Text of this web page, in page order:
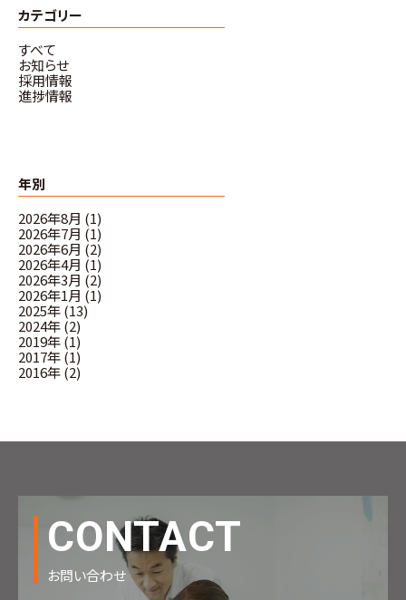
カテゴリー
すべて
お知らせ
採用情報
進捗情報
年別
2026年8月 (1)
2026年7月 (1)
2026年6月 (2)
2026年4月 (1)
2026年3月 (2)
2026年1月 (1)
2025年 (13)
2024年 (2)
2019年 (1)
2017年 (1)
2016年 (2)
CONTACT
お問い合わせ